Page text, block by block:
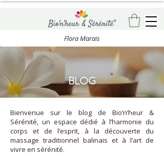
Flora Marais
BLOG
Bienvenue sur le blog de Bio’n’heur &
Sérénité, un espace dédié à l’harmonie du
corps et de l’esprit, à la découverte du
massage traditionnel balinais et à l’art de
vivre en sérénité.